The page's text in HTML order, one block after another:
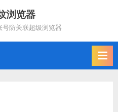
浏览器
号防关联超级浏览器